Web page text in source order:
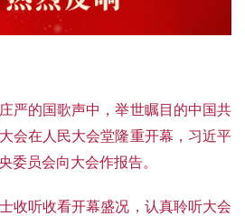
严的国歌声中，举世瞩目的中国共
会在人民大会堂隆重开幕，习近平
委员会向大会作报告。
收听收看开幕盛况，认真聆听大会